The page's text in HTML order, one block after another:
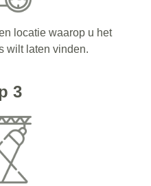
locatie waarop u het
wilt laten vinden.
3